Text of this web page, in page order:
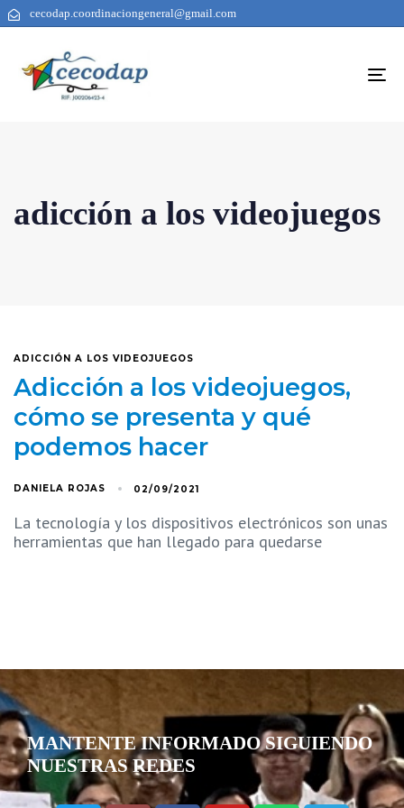
cecodap.coordinaciongeneral@gmail.com
adicción a los videojuegos
ADICCIÓN A LOS VIDEOJUEGOS
Adicción a los videojuegos,
cómo se presenta y qué
podemos hacer
DANIELA ROJAS 02/09/2021
La tecnología y los dispositivos electrónicos son unas
herramientas que han llegado para quedarse
MANTENTE INFORMADO SIGUIENDO
NUESTRAS REDES